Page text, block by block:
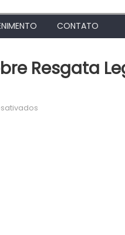
CONTATO
Resgata